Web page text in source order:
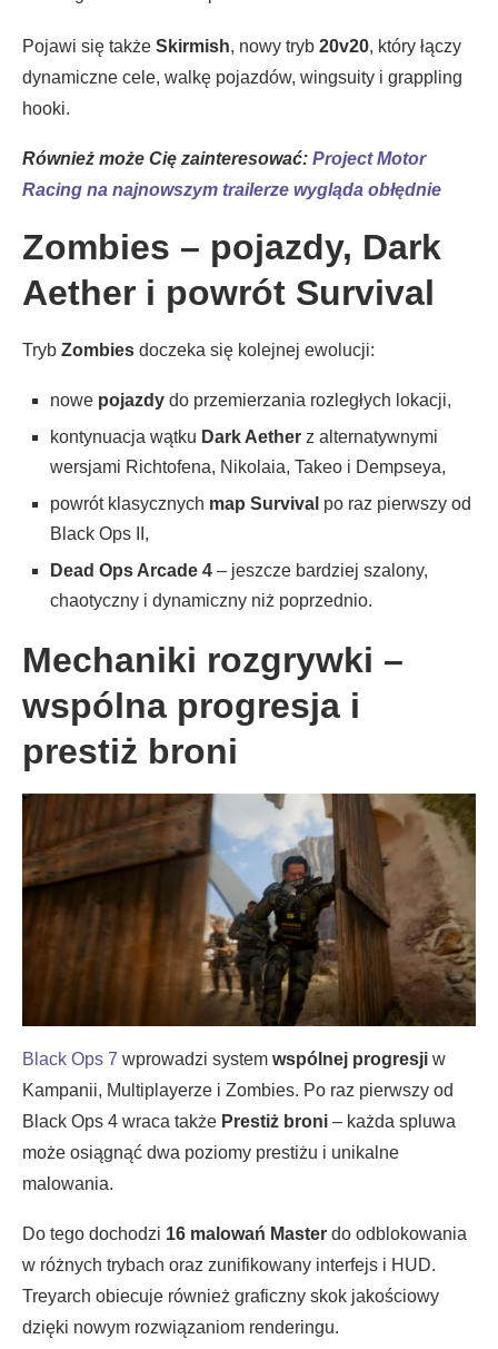
Pojawi się także Skirmish, nowy tryb 20v20, który łączy
dynamiczne cele, walkę pojazdów, wingsuity i grappling
hooki.
Również może Cię zainteresować: Project Motor
Racing na najnowszym trailerze wygląda obłędnie
Zombies – pojazdy, Dark
Aether i powrót Survival
Tryb Zombies doczeka się kolejnej ewolucji:
nowe pojazdy do przemierzania rozległych lokacji,
kontynuacja wątku Dark Aether z alternatywnymi
wersjami Richtofena, Nikolaia, Takeo i Dempseya,
powrót klasycznych map Survival po raz pierwszy od
Black Ops II,
Dead Ops Arcade 4 – jeszcze bardziej szalony,
chaotyczny i dynamiczny niż poprzednio.
Mechaniki rozgrywki –
wspólna progresja i
prestiż broni
Black Ops 7 wprowadzi system wspólnej progresji w
Kampanii, Multiplayerze i Zombies. Po raz pierwszy od
Black Ops 4 wraca także Prestiż broni – każda spluwa
może osiągnąć dwa poziomy prestiżu i unikalne
malowania.
Do tego dochodzi 16 malowań Master do odblokowania
w różnych trybach oraz zunifikowany interfejs i HUD.
Treyarch obiecuje również graficzny skok jakościowy
dzięki nowym rozwiązaniom renderingu.